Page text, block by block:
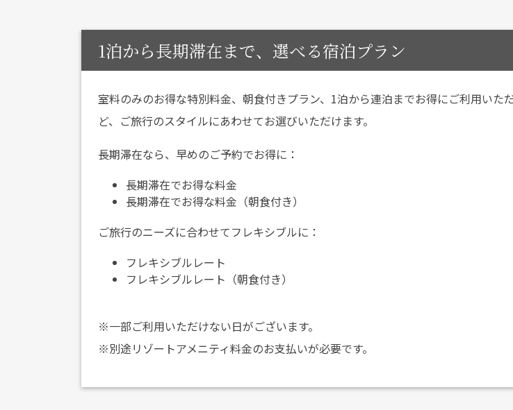
1泊から長期滞在まで、選べる宿泊プラン
室料のみのお得な特別料金、朝食付きプラン、1泊から連泊までお得にご利用いた
ど、ご旅行のスタイルにあわせてお選びいただけます。
長期滞在なら、早めのご予約でお得に：
長期滞在でお得な料金
長期滞在でお得な料金（朝食付き）
ご旅行のニーズに合わせてフレキシブルに：
フレキシブルレート
フレキシブルレート（朝食付き）
※一部ご利用いただけない日がございます。
※別途リゾートアメニティ料金のお支払いが必要です。